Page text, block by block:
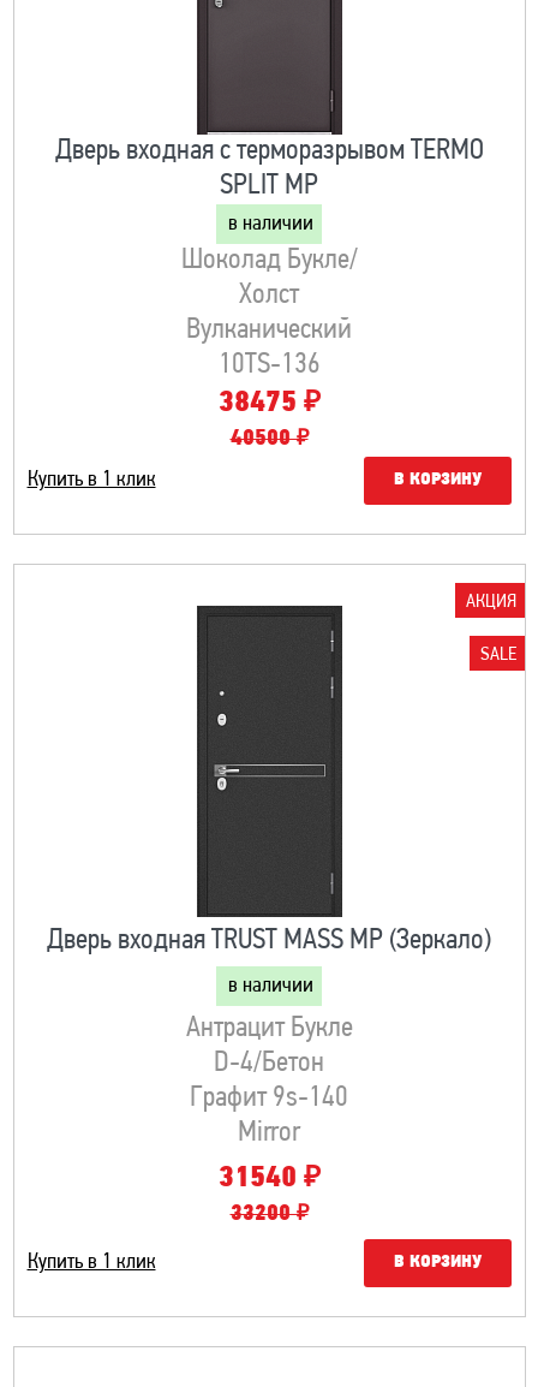
Дверь входная с терморазрывом TERMO
SPLIT MP
в наличии
Шоколад Букле/
Холст
Вулканический
10TS-136
38475 ₽
40500 ₽
Купить в 1 клик
В КОРЗИНУ
АКЦИЯ
SALE
Дверь входная TRUST MASS MP (Зеркало)
в наличии
Антрацит Букле
D-4/Бетон
Графит 9s-140
Mirror
31540 ₽
33200 ₽
Купить в 1 клик В КОРЗИНУ